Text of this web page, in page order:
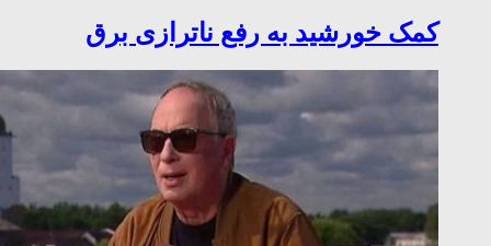
کمک خورشید به رفع ناترازی برق